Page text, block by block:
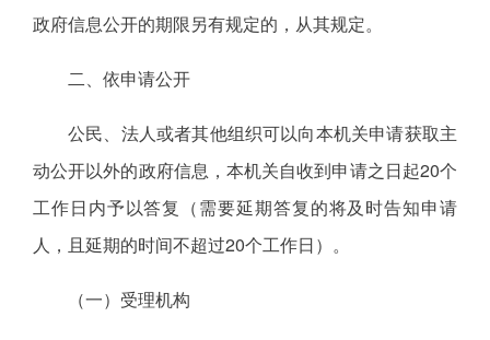
政府信息公开的期限另有规定的，从其规定。
二、依申请公开
公民、法人或者其他组织可以向本机关申请获取主
动公开以外的政府信息，本机关自收到申请之日起20个
工作日内予以答复（需要延期答复的将及时告知申请
人，且延期的时间不超过20个工作日）。
（一）受理机构